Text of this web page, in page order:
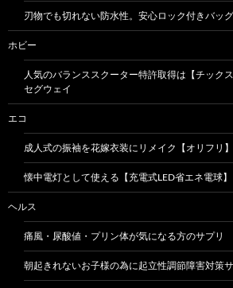
刃物でも切れない防水性。安心ロック付きバッグ
ホビー
人気のバランススクーター特許取得は【チック
セグウェイ
エコ
成人式の振袖を花嫁衣装にリメイク【オリフリ】
懐中電灯として使える【充電式LED省エネ電球】
ヘルス
痛風・尿酸値・プリン体が気になる方のサプリ
朝起きれないお子様の為に起立性調節障害対策